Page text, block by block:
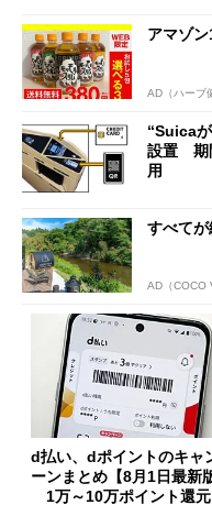
アマゾン
AD（ハーブ
“Suica
設置 期
用
すべて
AD（COCO
d払い、dポイントのキャ
ーンまとめ【8月1日最新
1万～10万ポイント還